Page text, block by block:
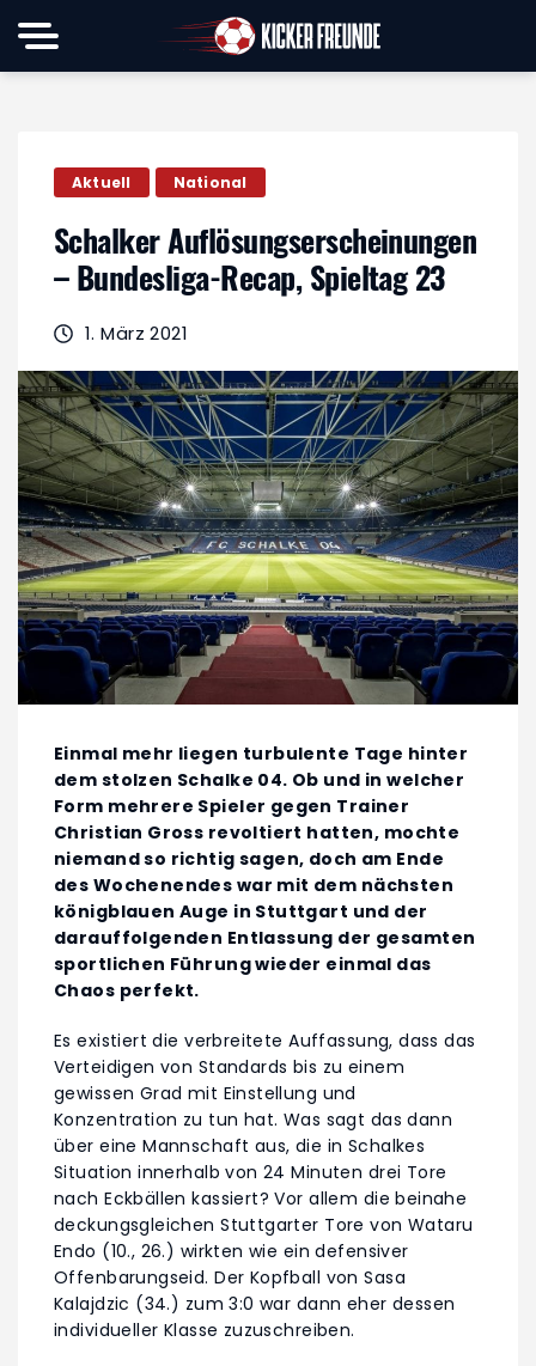
Aktuell National
Schalker Auflösungserscheinungen
– Bundesliga-Recap, Spieltag 23
1. März 2021
Einmal mehr liegen turbulente Tage hinter
dem stolzen Schalke 04. Ob und in welcher
Form mehrere Spieler gegen Trainer
Christian Gross revoltiert hatten, mochte
niemand so richtig sagen, doch am Ende
des Wochenendes war mit dem nächsten
königblauen Auge in Stuttgart und der
darauffolgenden Entlassung der gesamten
sportlichen Führung wieder einmal das
Chaos perfekt.
Es existiert die verbreitete Auffassung, dass das
Verteidigen von Standards bis zu einem
gewissen Grad mit Einstellung und
Konzentration zu tun hat. Was sagt das dann
über eine Mannschaft aus, die in Schalkes
Situation innerhalb von 24 Minuten drei Tore
nach Eckbällen kassiert? Vor allem die beinahe
deckungsgleichen Stuttgarter Tore von Wataru
Endo (10., 26.) wirkten wie ein defensiver
Offenbarungseid. Der Kopfball von Sasa
Kalajdzic (34.) zum 3:0 war dann eher dessen
individueller Klasse zuzuschreiben.